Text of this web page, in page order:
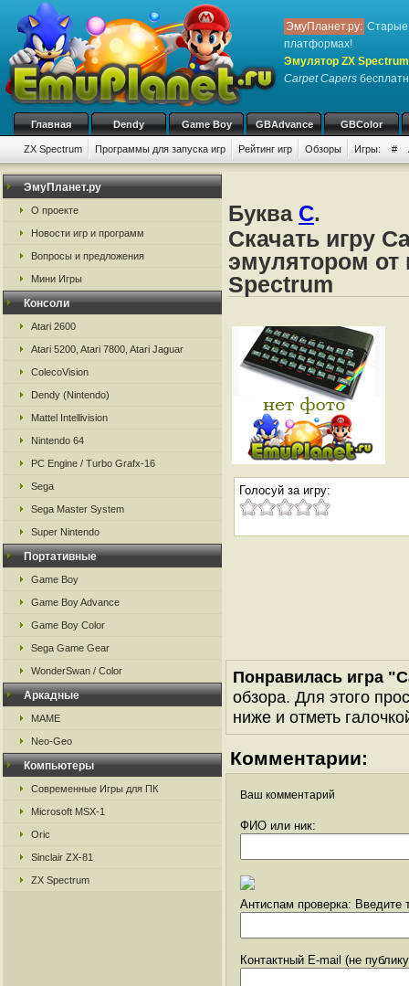
ЭмуПланет.ру: Старые
платформах!
Эмулятор ZX
Carpet Capers
Главная Dendy Game Boy GBAdvance GBColor
ZX Spectrum Программы для запуска игр Рейтинг игр Обзоры Игры: #
ЭмуПланет.ру
О проекте
Новости игр и программ
Вопросы и предложения
Мини Игры
Консоли
Atari 2600
Atari 5200, Atari 7800, Atari Jaguar
ColecoVision
Dendy (Nintendo)
Mattel Intellivision
Nintendo 64
PC Engine / Turbo Grafx-16
Sega
Sega Master System
Super Nintendo
Портативные
Game Boy
Game Boy Advance
Game Boy Color
Sega Game Gear
WonderSwan / Color
Аркадные
MAME
Neo-Geo
Компьютеры
Современные Игры для ПК
Microsoft MSX-1
Oric
Sinclair ZX-81
ZX Spectrum
Буква C.
Скачать игру
эмулятором от
Spectrum
Голосуй за игру:
Понравилась игра
обзора. Для этого
ниже и отметь
Комментарии:
Ваш комментарий
ФИО или ник:
Антиспам проверка: Введите
Контактный E-mail (не